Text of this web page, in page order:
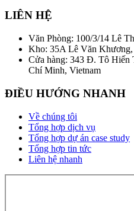
LIÊN HỆ
Văn Phòng: 100/3/14 Lê
Kho: 35A Lê Văn
Cửa hàng: 343 Đ. Tô Hiến
Chí Minh, Vietnam
ĐIỀU HƯỚNG NHANH
Về chúng tôi
Tổng hợp dịch vụ
Tổng hợp dự án case study
Tổng hợp tin tức
Liên hệ nhanh